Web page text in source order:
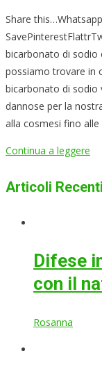
Share
bicarbonato di sodio
possiamo trovare in
bicarbonato di sodio
dannose per la
alla cosmesi fino
Continua a leggere
Articoli Recenti
Difese
con il
Rosanna